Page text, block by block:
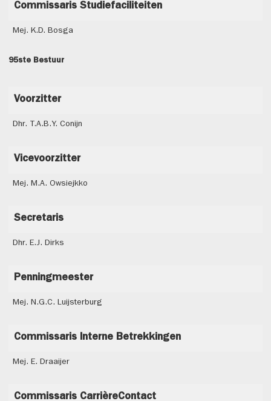
Commissaris Studiefaciliteiten
Mej. K.D. Bosga
95ste Bestuur
Voorzitter
Dhr. T.A.B.Y. Conijn
Vicevoorzitter
Mej. M.A. Owsiejkko
Secretaris
Dhr. E.J. Dirks
Penningmeester
Mej. N.G.C. Luijsterburg
Commissaris Interne Betrekkingen
Mej. E. Draaijer
Commissaris CarrièreContact